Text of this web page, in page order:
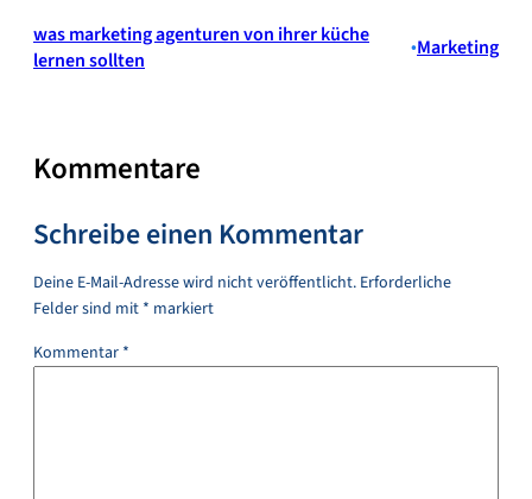
was marketing agenturen von ihrer küche
lernen sollten
•Marketing
Kommentare
Schreibe einen Kommentar
Deine E-Mail-Adresse wird nicht veröffentlicht. Erforderliche
Felder sind mit * markiert
Kommentar *